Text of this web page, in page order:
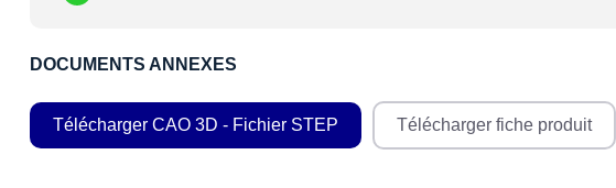
DOCUMENTS ANNEXES
Télécharger CAO 3D - Fichier STEP Télécharger fiche produit